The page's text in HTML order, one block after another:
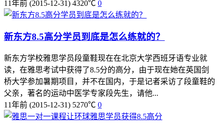
11年前 (2015-12-31) 4320℃ 0
新东方8.5高分学员到底是怎么练就的？
新东方学校雅思学员段童鞋现在在北京大学西班牙语专业就
读，在雅思考试中获得了8.5分的高分，由于现在她在英国剑
桥大学参加暑期项目，并不在国内，于是记者采访了段童鞋的
父亲，著名的运动中医学专家段先生，请他...
11年前 (2015-12-31) 5270℃ 0